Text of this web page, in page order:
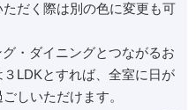
だく際は別の色に変更も可
・ダイニングとつながるお
LDKとすれば、全室に日が
しいただけます。